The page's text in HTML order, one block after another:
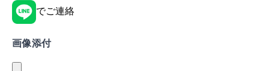
でご連絡
画像添付